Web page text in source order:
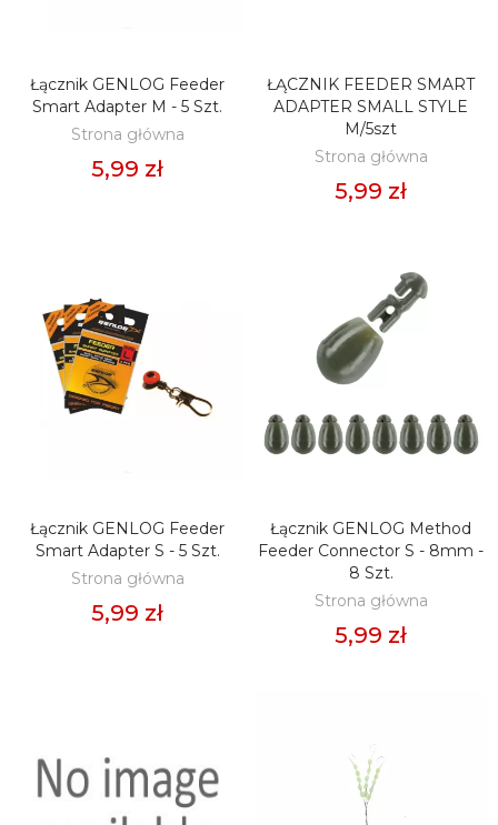
DODAJ DO KOSZYKA
Łącznik GENLOG Feeder
Smart Adapter M - 5 Szt.
Strona główna
5,99 zł
DODAJ DO KOSZYKA
ŁĄCZNIK FEEDER SMART
ADAPTER SMALL STYLE
M/5szt
Strona główna
5,99 zł
DODAJ DO KOSZYKA
Łącznik GENLOG Feeder
Smart Adapter S - 5 Szt.
Strona główna
5,99 zł
DODAJ DO KOSZYKA
Łącznik GENLOG Method
Feeder Connector S - 8mm -
8 Szt.
Strona główna
5,99 zł